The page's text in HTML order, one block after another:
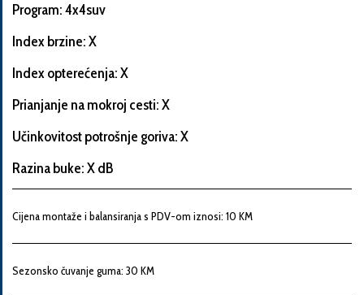
automobila
Snaga
motora
Program: 4x4suv
Index brzine: X
Index opterećenja: X
Prianjanje na mokroj cesti: X
Učinkovitost potrošnje goriva: X
Razina buke: X dB
Cijena montaže i balansiranja s PDV-om iznosi: 10 KM
Sezonsko čuvanje guma: 30 KM